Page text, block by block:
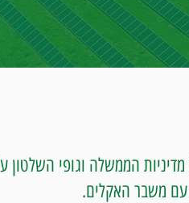
הממשלה וגופי השלטון
עם משבר האקלים.